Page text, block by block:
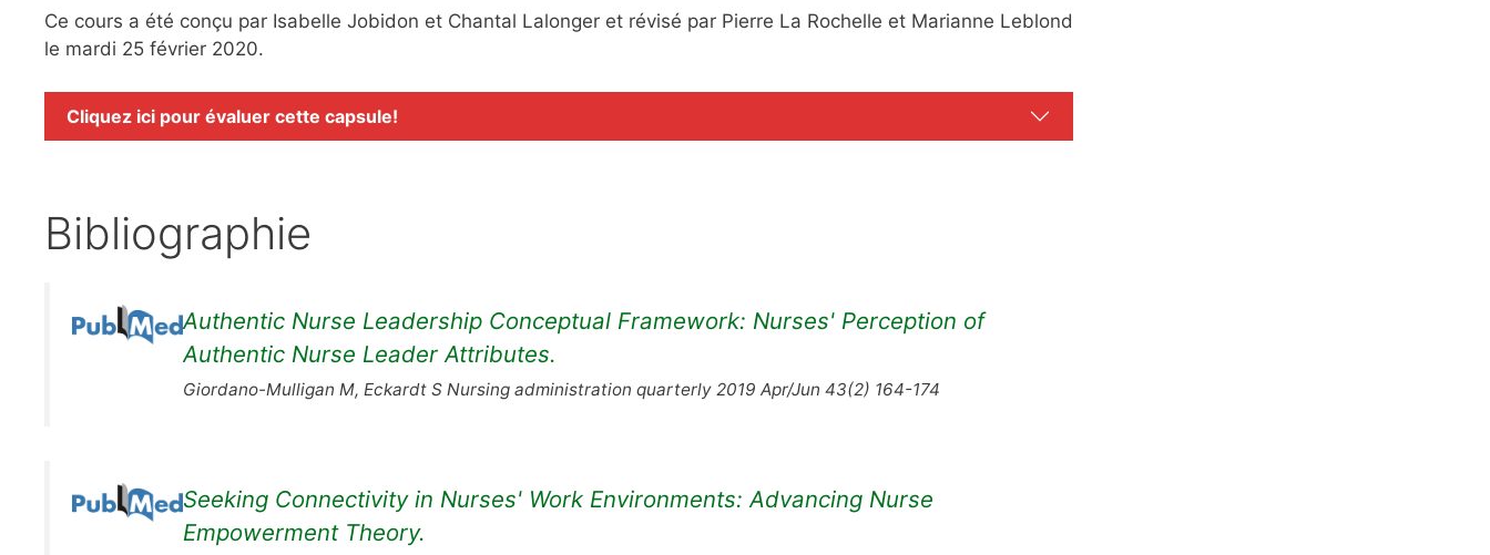
Ce cours a été conçu par Isabelle Jobidon et Chantal Lalonger et révisé par Pierre La Rochelle et Marianne Leblond
le mardi 25 février 2020.
Cliquez ici pour évaluer cette capsule!
Bibliographie
Authentic Nurse Leadership Conceptual Framework: Nurses' Perception of
Authentic Nurse Leader Attributes.
Giordano-Mulligan M, Eckardt S Nursing administration quarterly 2019 Apr/Jun 43(2) 164-174
Seeking Connectivity in Nurses' Work Environments: Advancing Nurse
Empowerment Theory.